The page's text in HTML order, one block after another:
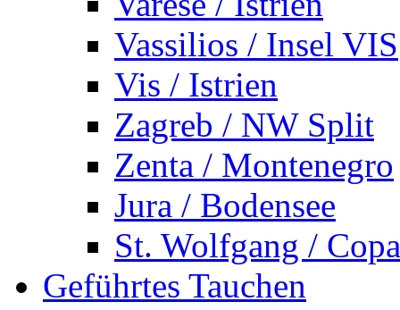
Vassilios / Insel VIS
Vis / Istrien
Zagreb / NW Split
Zenta / Montenegro
Jura / Bodensee
St. Wolfgang /
Geführtes Tauchen